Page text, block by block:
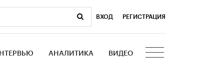
ВХОД РЕГИСТРАЦИЯ
АНАЛИТИКА ВИДЕО